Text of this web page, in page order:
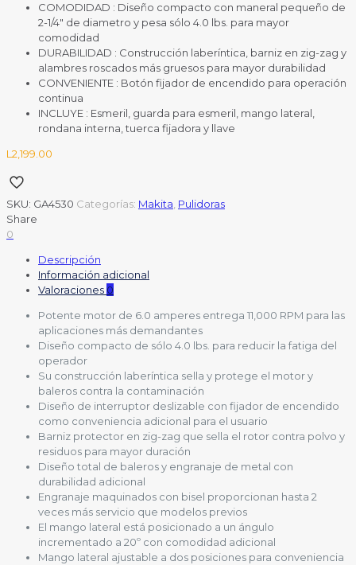
COMODIDAD : Diseño compacto con maneral pequeño de
2-1/4″ de diametro y pesa sólo 4.0 lbs. para mayor
comodidad
DURABILIDAD : Construcción laberíntica, barniz en zig-zag y
alambres roscados más gruesos para mayor durabilidad
CONVENIENTE : Botón fijador de encendido para operación
continua
INCLUYE : Esmeril, guarda para esmeril, mango lateral,
rondana interna, tuerca fijadora y llave
L 2,199.00
SKU: GA4530 Categorías: Makita Pulidoras
Share
0
Descripción
Información adicional
Valoraciones 0
Potente motor de 6.0 amperes entrega 11,000 RPM para las
aplicaciones más demandantes
Diseño compacto de sólo 4.0 lbs. para reducir la fatiga del
operador
Su construcción laberíntica sella y protege el motor y
baleros contra la contaminación
Diseño de interruptor deslizable con fijador de encendido
como conveniencia adicional para el usuario
Barniz protector en zig-zag que sella el rotor contra polvo y
residuos para mayor duración
Diseño total de baleros y engranaje de metal con
durabilidad adicional
Engranaje maquinados con bisel proporcionan hasta 2
veces más servicio que modelos previos
El mango lateral está posicionado a un ángulo
incrementado a 20º con comodidad adicional
Mango lateral ajustable a dos posiciones para conveniencia